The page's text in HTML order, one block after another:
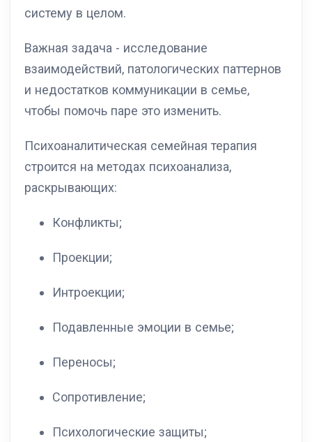
систему в целом.
Важная задача - исследование
взаимодействий, патологических паттернов
и недостатков коммуникации в семье,
чтобы помочь паре это изменить.
Психоаналитическая семейная терапия
строится на методах психоанализа,
раскрывающих:
Конфликты;
Проекции;
Интроекции;
Подавленные эмоции в семье;
Переносы;
Сопротивление;
Психологические защиты;